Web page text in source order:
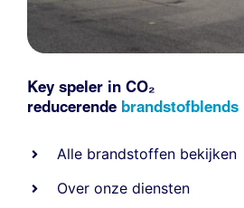
Key speler in CO₂
reducerende brandstofblends
Alle brandstoffen bekijken
Over onze diensten